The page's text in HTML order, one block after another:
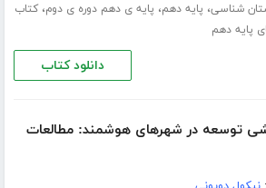
شناسی، پایه دهم، پایه ی دهم دوره ی دوم،کتاب
پایه دهم
دانلود کتاب
توسعه در شهرهای هوشمند: مطالعات